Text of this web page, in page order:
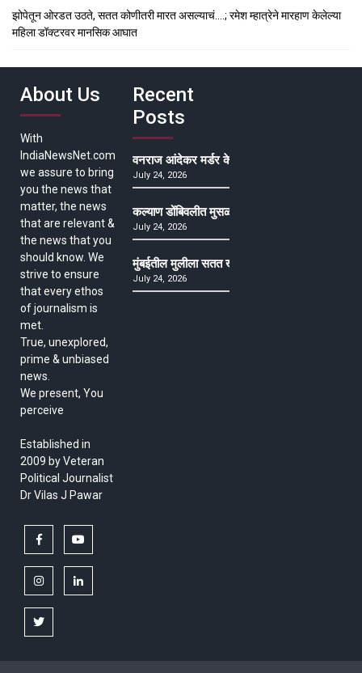
झोपेतून ओरडत उठते, सतत कोणीतरी मारत असल्याचं….; रमेश म्हात्रेने मारहाण केलेल्या
महिला डॉक्टरवर मानसिक आघात
About Us
With
IndiaNewsNet.com
we assure to bring
you the news that
matter, the news
that are relevant &
the news that you
should know. We
strive to ensure
that every ethos
of journalism is
met.
True, unexplored,
prime & unbiased
news.
We present, You
perceive
Established in
2009 by Veteran
Political Journalist
Dr Vilas J Pawar
facebook
instagramlinkedin
twitter
Recent
Posts
वनराज आंदेकर मर्डर केसमधील साक्षीदाराची हत्या,
July 24, 2026
कल्याण डोंबिवलीत मुसळधार ते अतिमुसळधार पाऊस,
July 24, 2026
मुंबईतील मुलीला सतत खोकला अन् ताप, ७ वर्षे उपचार
July 24, 2026